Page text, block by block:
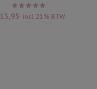
Waardering
5.00uit
13,95 incl. 21% BTW